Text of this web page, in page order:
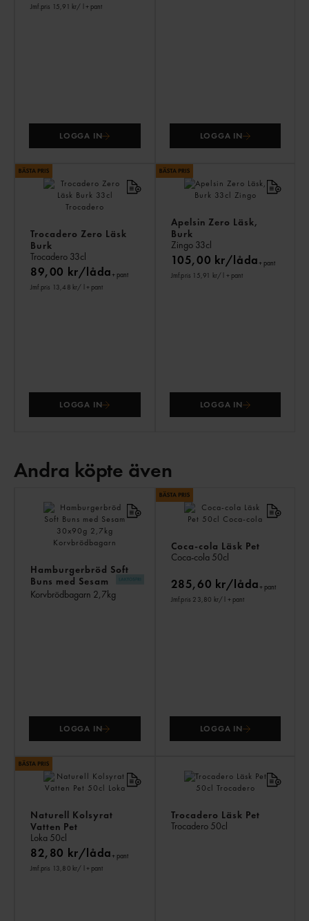
Jmf.pris 15,91 kr/ l + pant
LOGGA IN LOGGA IN
Trocadero Zero Läsk
Burk
Trocadero 33cl
89,00 kr/låda+ pant
Jmf.pris 13,48 kr/ l + pant
LOGGA IN
Apelsin Zero Läsk,
Burk
Zingo 33cl
105,00 kr/låda+ pant
Jmf.pris 15,91 kr/ l + pant
LOGGA IN
Andra köpte även
Hamburgerbröd Soft
Buns med Sesam
30x90g
Korvbrödbagarn 2,7kg
LOGGA IN
Coca-cola Läsk Pet
Coca-cola 50cl
285,60 kr/låda+ pant
Jmf.pris 23,80 kr/ l + pant
LOGGA IN
Naturell Kolsyrat
Vatten Pet
Loka 50cl
82,80 kr/låda+ pant
Jmf.pris 13,80 kr/ l + pant
Trocadero Läsk Pet
Trocadero 50cl